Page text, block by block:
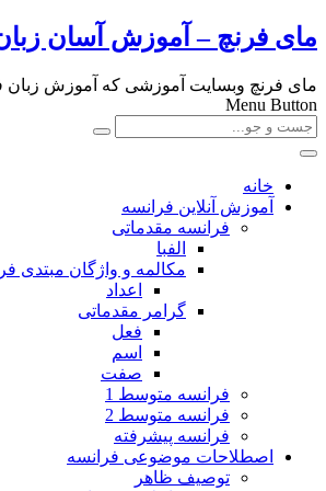
مای فرنچ – آموزش آسان
مای فرنچ وبسایت آموزشی که آموزش زبان
Menu Button
خانه
آموزش آنلاین فرانسه
فرانسه مقدماتی
الفبا
مکالمه و واژگان مبتدی
اعداد
گرامر مقدماتی
فعل
اسم
صفت
فرانسه متوسط 1
فرانسه متوسط 2
فرانسه پیشرفته
اصطلاحات موضوعی فرانسه
توصیف ظاهر